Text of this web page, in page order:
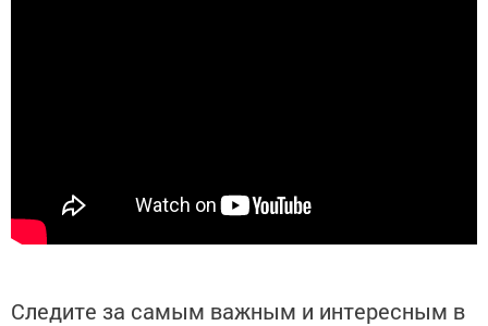
Следите за самым важным и интересным в